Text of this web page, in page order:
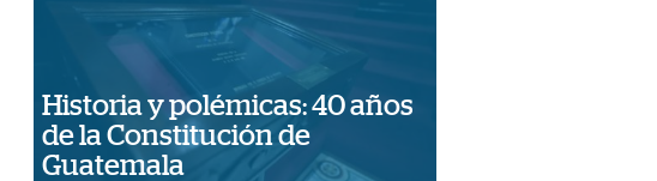
Historia y polémicas: 40 años
de la Constitución de
Guatemala